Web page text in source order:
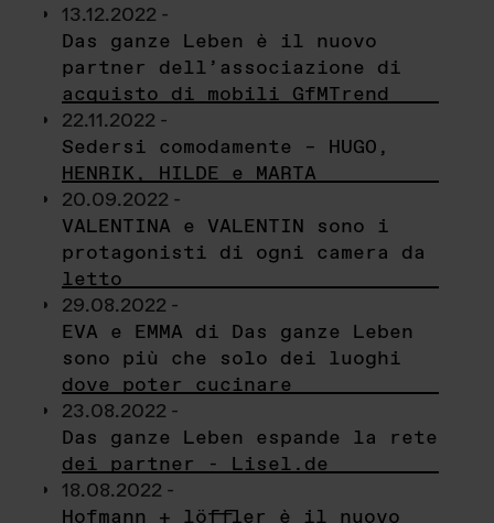
13.12.2022 -
Das ganze Leben è il nuovo
partner dell’associazione di
acquisto di mobili GfMTrend
22.11.2022 -
Sedersi comodamente – HUGO,
HENRIK, HILDE e MARTA
20.09.2022 -
VALENTINA e VALENTIN sono i
protagonisti di ogni camera da
letto
29.08.2022 -
EVA e EMMA di Das ganze Leben
sono più che solo dei luoghi
dove poter cucinare
23.08.2022 -
Das ganze Leben espande la rete
dei partner - Lisel.de
18.08.2022 -
Hofmann + löffler è il nuovo